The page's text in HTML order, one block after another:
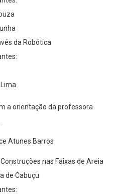
da Robótica
a orientação da professora
Atunes Barros
nas Faixas de Areia
de Cabuçu